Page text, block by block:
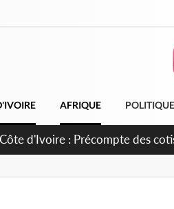
AFRIQUE POLITIQUE
Côte d'Ivoire : Précompte des